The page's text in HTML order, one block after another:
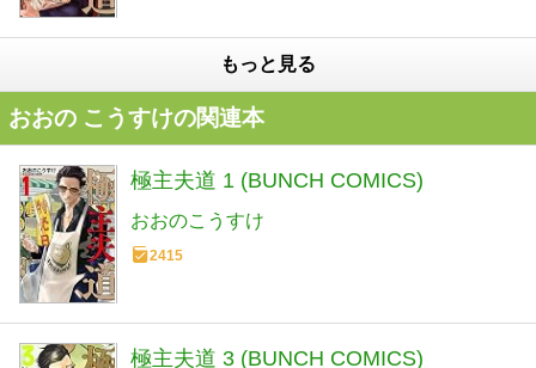
もっと見る
おおの こうすけの関連本
極主夫道 1 (BUNCH COMICS)
おおのこうすけ
2415
極主夫道 3 (BUNCH COMICS)